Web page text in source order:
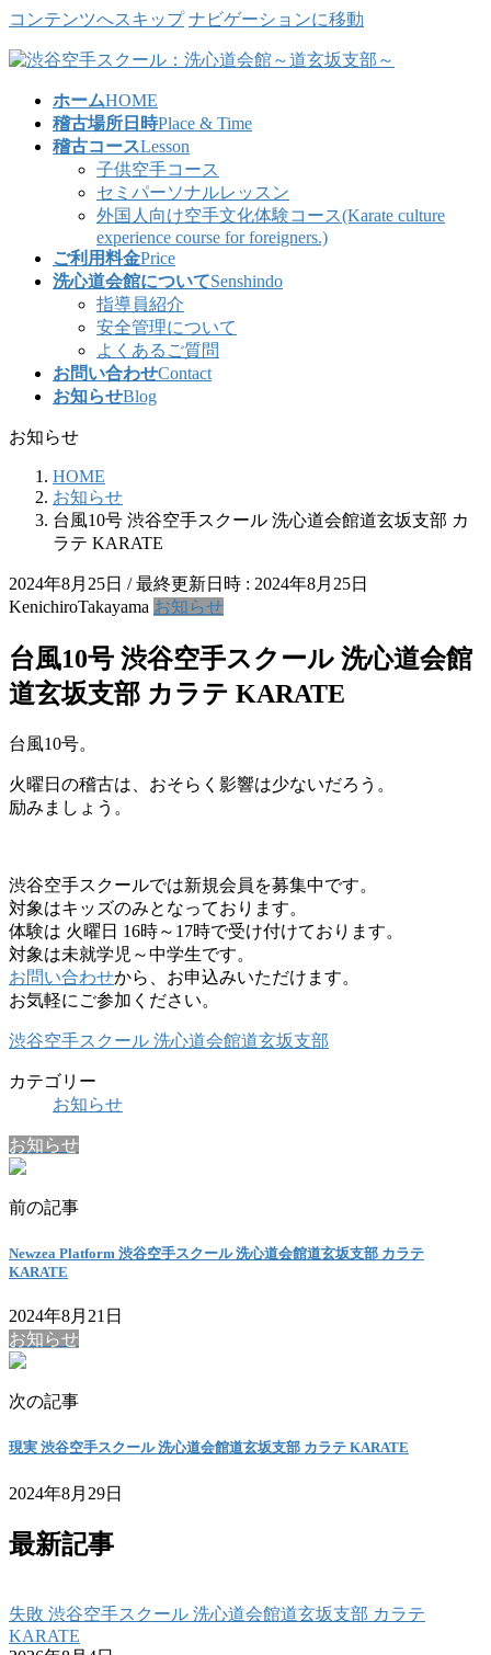
コンテンツへスキップ ナビゲーションに移動
ホームHOME
稽古場所日時Place & Time
稽古コースLesson
子供空手コース
セミパーソナルレッスン
外国人向け空手文化体験コース(Karate culture
experience course for foreigners.)
ご利用料金Price
洗心道会館についてSenshindo
指導員紹介
安全管理について
よくあるご質問
お問い合わせContact
お知らせBlog
お知らせ
HOME
お知らせ
台風10号 渋谷空手スクール 洗心道会館道玄坂支部 カ
ラテ KARATE
2024年8月25日 / 最終更新日時 : 2024年8月25日
KenichiroTakayama お知らせ
台風10号 渋谷空手スクール 洗心道会館
道玄坂支部 カラテ KARATE
台風10号。
火曜日の稽古は、おそらく影響は少ないだろう。
励みましょう。
渋谷空手スクールでは新規会員を募集中です。
対象はキッズのみとなっております。
体験は 火曜日 16時～17時で受け付けております。
対象は未就学児～中学生です。
お問い合わせから、お申込みいただけます。
お気軽にご参加ください。
渋谷空手スクール 洗心道会館道玄坂支部
カテゴリー
お知らせ
お知らせ
前の記事
Newzea Platform 渋谷空手スクール 洗心道会館道玄坂支部 カラテ
KARATE
2024年8月21日
お知らせ
次の記事
現実 渋谷空手スクール 洗心道会館道玄坂支部 カラテ KARATE
2024年8月29日
最新記事
失敗 渋谷空手スクール 洗心道会館道玄坂支部 カラテ
KARATE